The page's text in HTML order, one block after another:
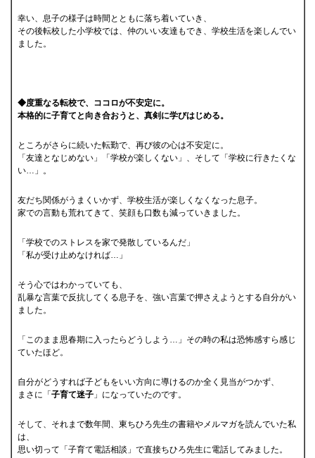
幸い、息子の様子は時間とともに落ち着いていき、
その後転校した小学校では、仲のいい友達もでき、学校生活を楽しんでい
ました。
◆度重なる転校で、ココロが不安定に。
本格的に子育てと向き合おうと、真剣に学びはじめる。
ところがさらに続いた転勤で、再び彼の心は不安定に。
「友達となじめない」「学校が楽しくない」、そして「学校に行きたくな
い…」。
友だち関係がうまくいかず、学校生活が楽しくなくなった息子。
家での言動も荒れてきて、笑顔も口数も減っていきました。
「学校でのストレスを家で発散しているんだ」
「私が受け止めなければ…」
そう心ではわかっていても、
乱暴な言葉で反抗してくる息子を、強い言葉で押さえようとする自分がい
ました。
「このまま思春期に入ったらどうしよう…」その時の私は恐怖感すら感じ
ていたほど。
自分がどうすれば子どもをいい方向に導けるのか全く見当がつかず、
まさに「 子育て迷子 」になっていたのです。
そして、それまで数年間、東ちひろ先生の書籍やメルマガを読んでいた私
は、
思い切って「子育て電話相談」で直接ちひろ先生に電話してみました。